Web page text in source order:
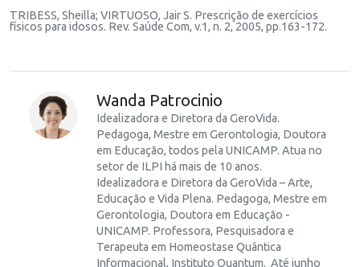
TRIBESS, Sheilla; VIRTUOSO, Jair S. Prescrição de exercícios
físicos para idosos. Rev. Saúde Com, v.1, n. 2, 2005, pp.163-172.
Wanda Patrocinio
Idealizadora e Diretora da GeroVida.
Pedagoga, Mestre em Gerontologia, Doutora
em Educação, todos pela UNICAMP. Atua no
setor de ILPI há mais de 10 anos.
Idealizadora e Diretora da GeroVida – Arte,
Educação e Vida Plena. Pedagoga, Mestre em
Gerontologia, Doutora em Educação -
UNICAMP. Professora, Pesquisadora e
Terapeuta em Homeostase Quântica
Informacional, Instituto Quantum. Até junho